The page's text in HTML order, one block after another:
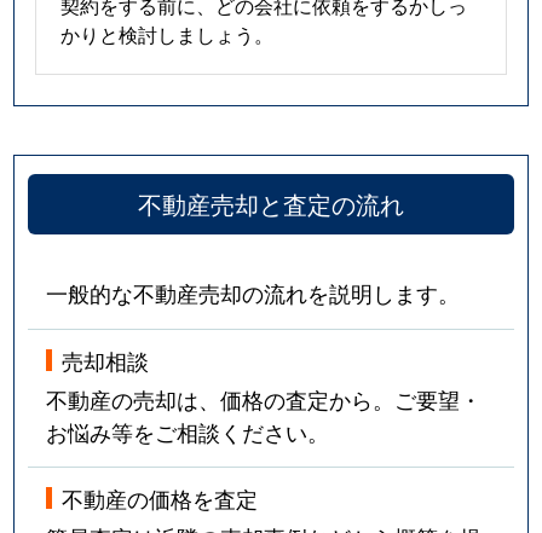
かりと検討しましょう。
不動産売却と査定の流れ
一般的な不動産売却の流れを説明します。
売却相談
不動産の売却は、価格の査定から。ご要望・
お悩み等をご相談ください。
不動産の価格を査定